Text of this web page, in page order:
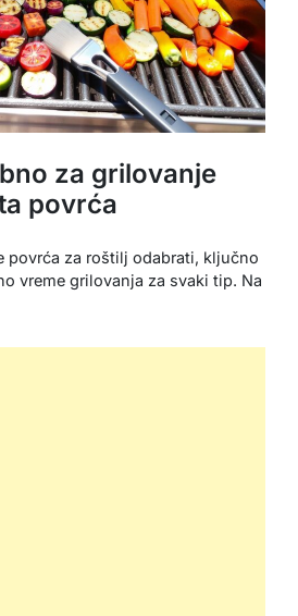
za grilovanje
povrća
povrća za roštilj odabrati, ključno
vreme grilovanja za svaki tip. Na